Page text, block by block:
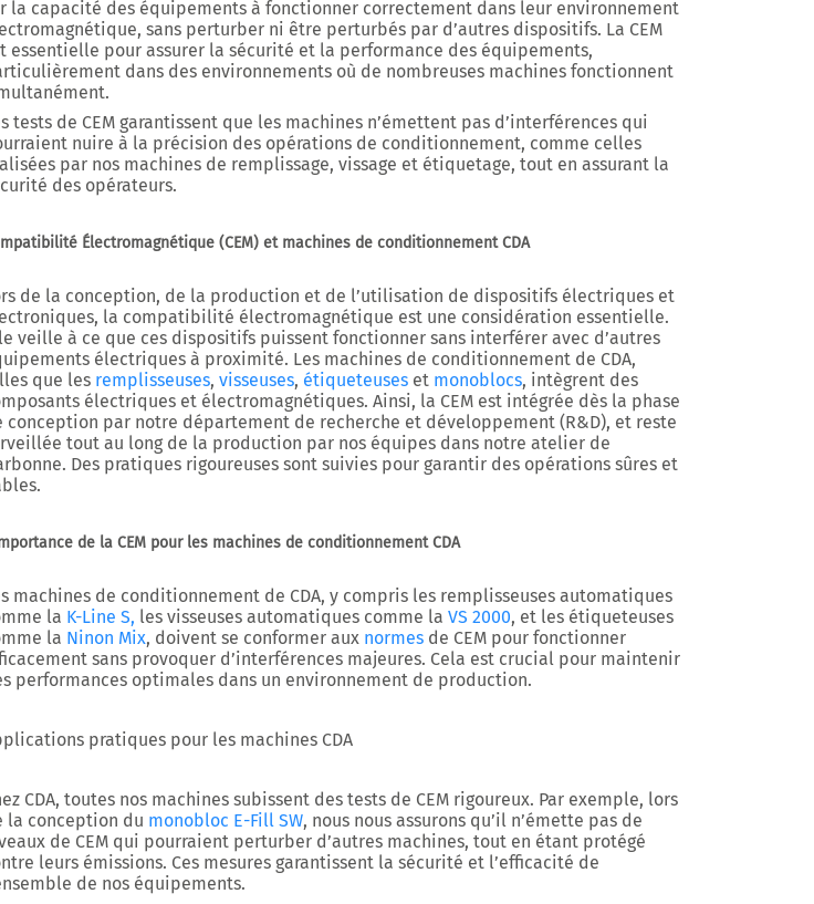
la capacité des équipements à fonctionner correctement dans leur environnement
sans perturber ni être perturbés par d’autres dispositifs. La CEM
essentielle pour assurer la sécurité et la performance des équipements,
dans des environnements où de nombreuses machines fonctionnent
tests de CEM garantissent que les machines n’émettent pas d’interférences qui
nuire à la précision des opérations de conditionnement, comme celles
par nos machines de remplissage, vissage et étiquetage, tout en assurant la
des opérateurs.
Électromagnétique (CEM) et machines de conditionnement CDA
de la conception, de la production et de l’utilisation de dispositifs électriques et
la compatibilité électromagnétique est une considération essentielle.
veille à ce que ces dispositifs puissent fonctionner sans interférer avec d’autres
électriques à proximité. Les machines de conditionnement de CDA,
que les remplisseuses, visseuses, étiqueteuses et monoblocs, intègrent des
électriques et électromagnétiques. Ainsi, la CEM est intégrée dès la phase
conception par notre département de recherche et développement (R&D), et reste
tout au long de la production par nos équipes dans notre atelier de
Des pratiques rigoureuses sont suivies pour garantir des opérations sûres et
de la CEM pour les machines de conditionnement CDA
machines de conditionnement de CDA, y compris les remplisseuses automatiques
la K-Line S, les visseuses automatiques comme la VS 2000, et les étiqueteuses
la Ninon Mix, doivent se conformer aux normes de CEM pour fonctionner
sans provoquer d’interférences majeures. Cela est crucial pour maintenir
performances optimales dans un environnement de production.
pratiques pour les machines CDA
CDA, toutes nos machines subissent des tests de CEM rigoureux. Par exemple, lors
la conception du monobloc E-Fill SW, nous nous assurons qu’il n’émette pas de
de CEM qui pourraient perturber d’autres machines, tout en étant protégé
leurs émissions. Ces mesures garantissent la sécurité et l’efficacité de
de nos équipements.